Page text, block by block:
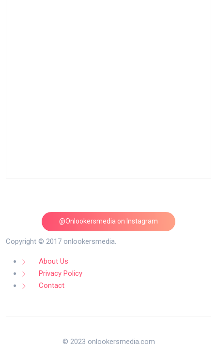
@Onlookersmedia on Instagram
Follow on Instagram
Copyright © 2017 onlookersmedia.
About Us
Privacy Policy
Contact
© 2023 onlookersmedia.com